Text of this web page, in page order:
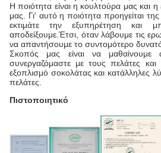
Η ποιότητα είναι η κουλτούρα μας και
μας. Γι' αυτό η ποιότητα προηγείται
εκτιμάτε την εξυπηρέτηση και
αποδείξουμε.Έτσι, όταν λάβουμε τις
να απαντήσουμε το συντομότερο
Σκοπός μας είναι να
συνεργαζόμαστε με τους πελάτες
εξοπλισμό σοκολάτας και κατάλληλες
πελάτες.
Πιστοποιητικό